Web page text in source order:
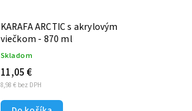
KARAFA ARCTIC s akrylovým
viečkom - 870 ml
Skladom
8,98 € bez DPH
11,05 €